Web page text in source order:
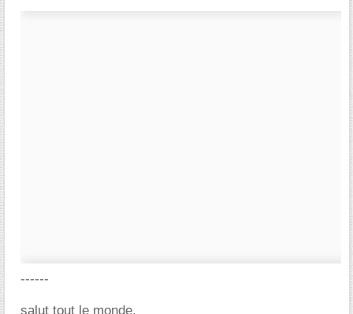
------
salut tout le monde,